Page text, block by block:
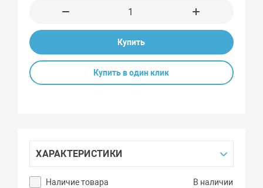
Купить
Купить в один клик
ХАРАКТЕРИСТИКИ
Наличие товара
В наличии